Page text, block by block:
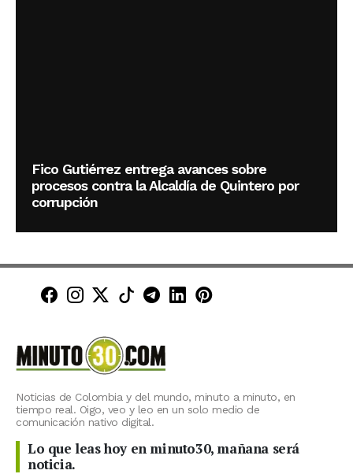
Fico Gutiérrez entrega avances sobre
procesos contra la Alcaldía de Quintero por
corrupción
Minuto30 en Facebook
Minuto30 en Instagram
Minuto30 en X (Twitter)
Minuto30 en TikTok
Canal de Minuto30 en
Minuto30 en LinkedIn
Minuto30 en
Noticias de Colombia y del mundo, minuto a minuto, en
tiempo real. Oigo, veo y leo en un solo medio de
comunicación nativo digital.
Lo que leas hoy en minuto30, mañana será
noticia.